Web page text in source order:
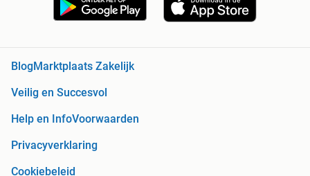
BlogMarktplaats Zakelijk
Veilig en Succesvol
Help en InfoVoorwaarden
Privacyverklaring
Cookiebeleid